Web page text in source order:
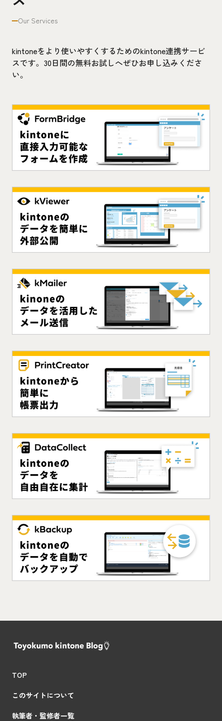
Our Services
kintoneをより使いやすくするためのkintone連携サービ
スです。30日間の無料お試しへぜひお申し込みくださ
い。
TOP
このサイトについて
執筆者・監修者一覧